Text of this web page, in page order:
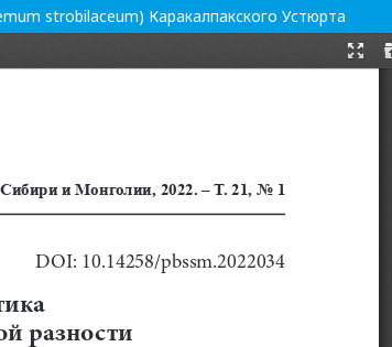
strobilaceum) Каракалпакского Устюрта